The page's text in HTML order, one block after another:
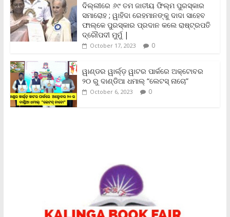
d
l
y
ଦିଲ୍ଲୀରେ ୬୯ ତମ ଜାତୀୟ ଫିଲ୍ମ ପୁରସ୍କାର
ସମାରୋହ ; ୱାହିଦା ରେହମାନଙ୍କୁ ଦାଦା ସାହେବ
ଫାଲ୍‌କେ ପୁରସ୍କାର ପ୍ରଦାନ କଲେ ରାଷ୍ଟ୍ରପତି
ଦ୍ରୌପଦୀ ମୁର୍ମୁ |
October 17, 2023 0
ୱାଣ୍ଡର ୱାର୍ଲ୍‌ଡ଼ ୱାଟର ପାର୍କରେ ଅକ୍ଟୋବର
୨୦ ରୁ ଦାଣ୍ଡିଆ ଧମାଲ୍ “ଲେଟସ୍ ନାଚୋ”
October 6, 2023 0